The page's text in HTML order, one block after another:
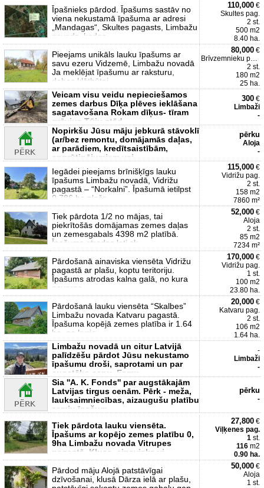
Īpašnieks pārdod. Īpašums sastāv no
viena nekustamā īpašuma ar adresi
„Mandagas“, Skultes pagasts, Limbažu
novads, kadas
110,000 €
Skultes pag.
2 st.
500 m2
8.40 ha.
Pieejams unikāls lauku īpašums ar
savu ezeru Vidzemē, Limbažu novadā
Ja meklējat īpašumu ar raksturu,
dabas klātbūtni
80,000 €
Brīvzemnieku pag.
2 st.
180 m2
25 ha.
Veicam visu veidu nepieciešamos
zemes darbus Dīķa plēves ieklāšana
sagatavošana Rokam dīķus- tīram
grāvjus Tūju stād
300 €
Limbaži
-
Nopirkšu Jūsu māju jebkurā stāvoklī
(ar/bez remontu, domājamās daļas,
ar parādiem, kredītsaistībām,
apgrūtinājumiem vai
pērku
Aloja
-
Iegādei pieejams brīnišķīgs lauku
īpašums Limbažu novadā, Vidrižu
pagastā – “Norkalni”. Īpašumā ietilpst
0.786 ha plašs
115,000 €
Vidrižu pag.
2 st.
158 m2
7860 m²
Tiek pārdota 1/2 no mājas, tai
piekrītošās domājamas zemes daļas
un zemesgabals 4398 m2 platībā.
Īpašums atrodas ļoti sk
52,000 €
Aloja
2 st.
85 m2
7234 m²
Pārdošanā ainaviska viensēta Vidrižu
pagastā ar plašu, koptu teritoriju.
Īpašums atrodas kalna galā, no kura
paveras
170,000 €
Vidrižu pag.
1 st.
100 m2
23.80 ha.
Pārdošanā lauku viensēta “Skalbes”
Limbažu novada Katvaru pagastā.
Īpašuma kopējā zemes platība ir 1.64
ha, no kurie
20,000 €
Katvaru pag.
2 st.
106 m2
1.64 ha.
Limbažu novadā un citur Latvijā
palīdzēšu pārdot Jūsu nekustamo
īpašumu droši, saprotami un par
augstāko cenu. Esmu
-
Limbaži
-
Sia ''A. K. Fonds'' par augstākajām
Latvijas tirgus cenām. Pērk - meža,
lauksaimniecības, aizaugušu platību
zemju īpašum
pērku
-
Tiek pārdota lauku viensēta.
Īpašums ar kopējo zemes platību 0,
9ha Limbažu novada Vitrupes
pagastā. Klusa, ainaviska vi
27,800 €
Viļķenes pag.
1 st.
116 m2
0.90 ha.
Pārdod māju Alojā patstāvīgai
dzīvošanai, klusā Dārza ielā ar plašu,
50,000 €
Aloja
1 st.